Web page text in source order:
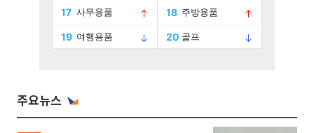
주요뉴스